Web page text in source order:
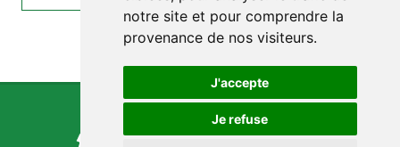
notre site et pour comprendre la
provenance de nos visiteurs.
J'accepte
Je refuse